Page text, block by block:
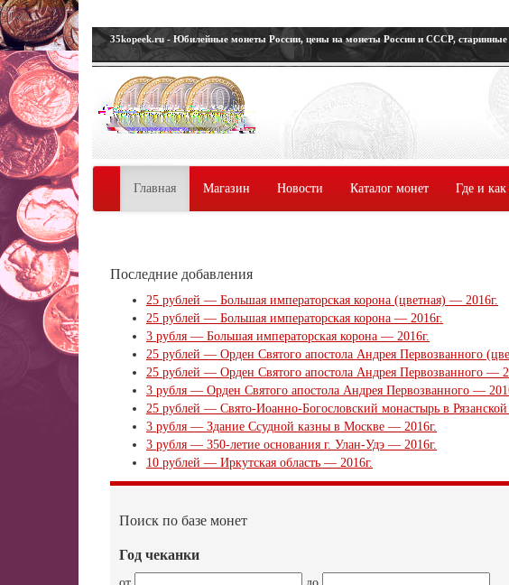
35kopeek.ru - Юбилейные монеты России, цены на монеты России и СССР,
Главная Магазин Новости Каталог монет Где и
Последние добавления
25 рублей — Большая императорская корона (цветная) — 2016г.
25 рублей — Большая императорская корона — 2016г.
3 рубля — Большая императорская корона — 2016г.
25 рублей — Орден Святого апостола Андрея Первозванного
25 рублей — Орден Святого апостола Андрея Первозванного —
3 рубля — Орден Святого апостола Андрея Первозванного —
25 рублей — Свято-Иоанно-Богословский монастырь в
3 рубля — Здание Ссудной казны в Москве — 2016г.
3 рубля — 350-летие основания г. Улан-Удэ — 2016г.
10 рублей — Иркутская область — 2016г.
Поиск по базе монет
Год чеканки